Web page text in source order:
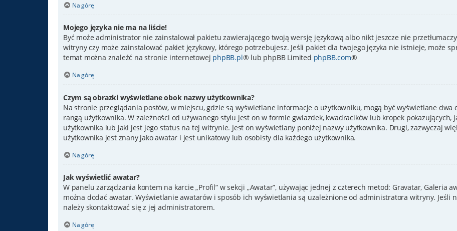
Na górę
Mojego języka nie ma na liście!
Być może administrator nie zainstalował pakietu zawierającego twoją wersję językową albo nikt jeszcze nie
witryny czy może zainstalować pakiet językowy, którego potrzebujesz. Jeśli pakiet dla twojego języka nie istnieje, może
temat można znaleźć na stronie internetowej phpBB.pl® lub phpBB Limited phpBB.com®
Na górę
Czym są obrazki wyświetlane obok nazwy użytkownika?
Na stronie przeglądania postów, w miejscu, gdzie są wyświetlane informacje o użytkowniku, mogą być wyświetlane dwa
rangą użytkownika. W zależności od używanego stylu jest on w formie gwiazdek, kwadracików lub kropek pokazujących,
użytkownika lub jaki jest jego status na tej witrynie. Jest on wyświetlany poniżej nazwy użytkownika. Drugi, zazwyczaj
użytkownika jest znany jako awatar i jest unikatowy lub osobisty dla każdego użytkownika.
Na górę
Jak wyświetlić awatar?
W panelu zarządzania kontem na karcie „Profil” w sekcji „Awatar”, używając jednej z czterech metod: Gravatar, Galeria
można dodać awatar. Wyświetlanie awatarów i sposób ich wyświetlania są uzależnione od administratora witryny. Jeśli
należy skontaktować się z jej administratorem.
Na górę